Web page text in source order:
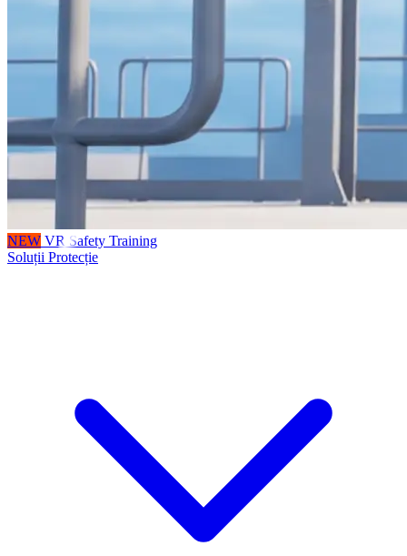
NEW VR Safety Training
Soluții Protecție